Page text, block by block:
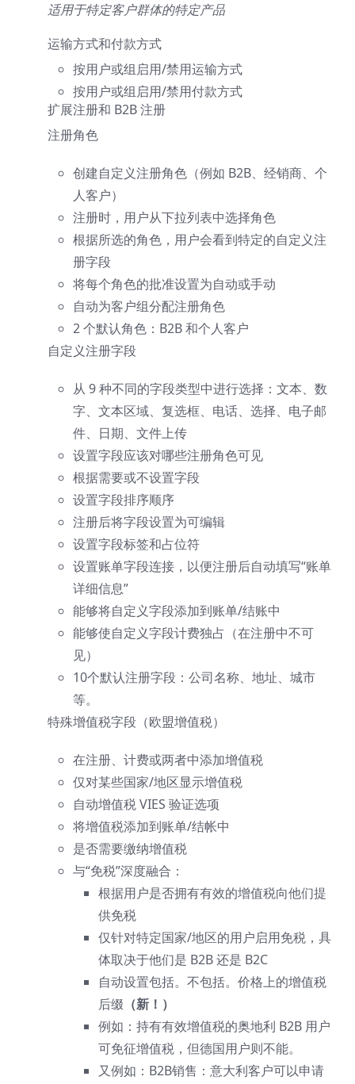
适用于特定客户群体的特定产品
运输方式和付款方式
按用户或组启用/禁用运输方式
按用户或组启用/禁用付款方式
扩展注册和 B2B 注册
注册角色
创建自定义注册角色（例如 B2B、经销商、个
人客户）
注册时，用户从下拉列表中选择角色
根据所选的角色，用户会看到特定的自定义注
册字段
将每个角色的批准设置为自动或手动
自动为客户组分配注册角色
2 个默认角色：B2B 和个人客户
自定义注册字段
从 9 种不同的字段类型中进行选择：文本、数
字、文本区域、复选框、电话、选择、电子邮
件、日期、文件上传
设置字段应该对哪些注册角色可见
根据需要或不设置字段
设置字段排序顺序
注册后将字段设置为可编辑
设置字段标签和占位符
设置账单字段连接，以便注册后自动填写“账单
详细信息”
能够将自定义字段添加到账单/结账中
能够使自定义字段计费独占（在注册中不可
见）
10个默认注册字段：公司名称、地址、城市
等。
特殊增值税字段（欧盟增值税）
在注册、计费或两者中添加增值税
仅对某些国家/地区显示增值税
自动增值税 VIES 验证选项
将增值税添加到账单/结帐中
是否需要缴纳增值税
与“免税”深度融合：
根据用户是否拥有有效的增值税向他们提
供免税
仅针对特定国家/地区的用户启用免税，具
体取决于他们是 B2B 还是 B2C
自动设置包括。不包括。价格上的增值税
后缀 （新！）
例如：持有有效增值税的奥地利 B2B 用户
可免征增值税，但德国用户则不能。
又例如：B2B销售：意大利客户可以申请